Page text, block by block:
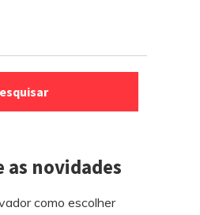
as novidades
como escolher